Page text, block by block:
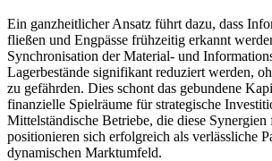
Ein ganzheitlicher Ansatz führt dazu, dass
fließen und Engpässe frühzeitig erkannt
Synchronisation der Material- und
Lagerbestände signifikant reduziert werden,
zu gefährden. Dies schont das gebundene
finanzielle Spielräume für strategische
Mittelständische Betriebe, die diese
positionieren sich erfolgreich als verlässliche
dynamischen Marktumfeld.